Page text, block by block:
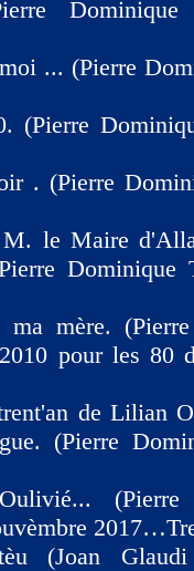
Dominique
... (Pierre
(Pierre
. (Pierre
M. le Maire
Dominique
ma mère.
pour les 80
de Lilian
(Pierre
(Joan